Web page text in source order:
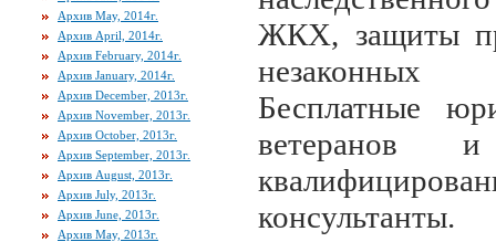
Архив May, 2014г.
Архив April, 2014г.
Архив February, 2014г.
Архив January, 2014г.
Архив December, 2013г.
Архив November, 2013г.
Архив October, 2013г.
Архив September, 2013г.
Архив August, 2013г.
Архив July, 2013г.
Архив June, 2013г.
Архив May, 2013г.
ЖКХ, защиты
незаконных
Бесплатные
ветеранов
консультанты.